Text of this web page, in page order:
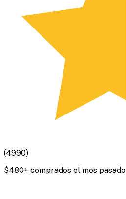
(4990)
$480+ comprados el mes pasado